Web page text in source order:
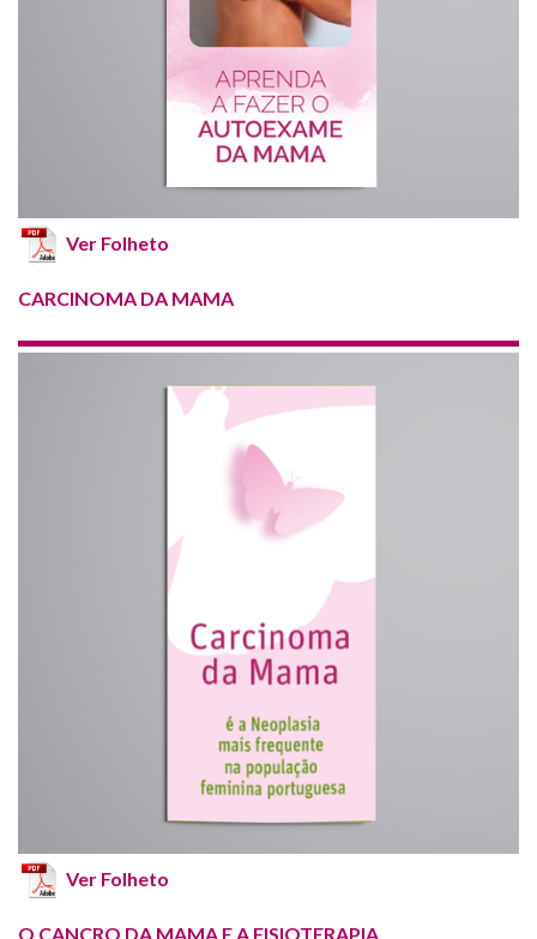
Atividades
Ver Folheto
CARCINOMA DA MAMA
Ver Folheto
O CANCRO DA MAMA E A FISIOTERAPIA